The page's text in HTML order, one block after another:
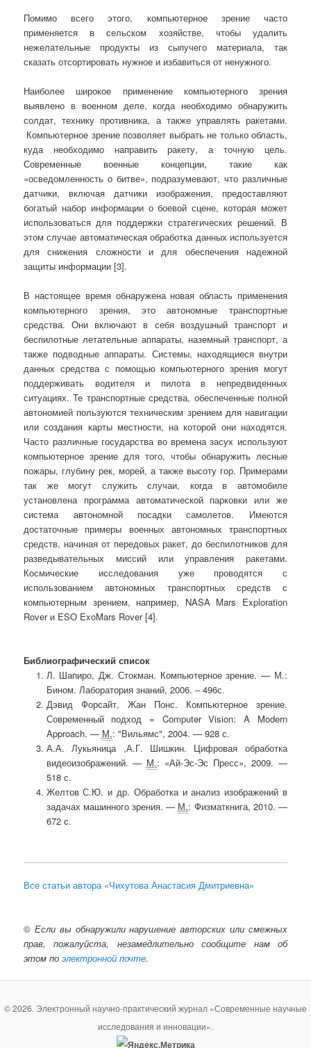
Помимо всего этого, компьютерное зрение часто
применяется в сельском хозяйстве, чтобы удалить
нежелательные продукты из сыпучего материала, так
сказать отсортировать нужное и избавиться от ненужного.
Наиболее широкое применение компьютерного зрения
выявлено в военном деле, когда необходимо обнаружить
солдат, технику противника, а также управлять ракетами.
Компьютерное зрение позволяет выбрать не только область,
куда необходимо направить ракету, а точную цель.
Современные военные концепции, такие как
«осведомленность о битве», подразумевают, что различные
датчики, включая датчики изображения, предоставляют
богатый набор информации о боевой сцене, которая может
использоваться для поддержки стратегических решений. В
этом случае автоматическая обработка данных используется
для снижения сложности и для обеспечения надежной
защиты информации [3].
В настоящее время обнаружена новая область применения
компьютерного зрения, это автономные транспортные
средства. Они включают в себя воздушный транспорт и
беспилотные летательные аппараты, наземный транспорт, а
также подводные аппараты. Системы, находящиеся внутри
данных средства с помощью компьютерного зрения могут
поддерживать водителя и пилота в непредвиденных
ситуациях. Те транспортные средства, обеспеченные полной
автономией пользуются техническим зрением для навигации
или создания карты местности, на которой они находятся.
Часто различные государства во времена засух используют
компьютерное зрение для того, чтобы обнаружить лесные
пожары, глубину рек, морей, а также высоту гор. Примерами
так же могут служить случаи, когда в автомобиле
установлена программа автоматической парковки или же
система автономной посадки самолетов. Имеются
достаточные примеры военных автономных транспортных
средств, начиная от передовых ракет, до беспилотников для
разведывательных миссий или управления ракетами.
Космические исследования уже проводятся с
использованием автономных транспортных средств с
компьютерным зрением, например, NASA Mars Exploration
Rover и ESO ExoMars Rover [4].
Библиографический список
Л. Шапиро, Дж. Стокман. Компьютерное зрение. — М.:
Бином. Лаборатория знаний, 2006. – 496с.
Дэвид Форсайт, Жан Понс. Компьютерное зрение.
Современный подход = Computer Vision: A Modern
Approach. — М.: "Вильямс", 2004. — 928 с.
А.А. Лукьяница ,А.Г. Шишкин. Цифровая обработка
видеоизображений. — М.: «Ай-Эс-Эс Пресс», 2009. —
518 с.
Желтов С.Ю. и др. Обработка и анализ изображений в
задачах машинного зрения. — М.: Физматкнига, 2010. —
672 с.
Все статьи автора «Чихутова Анастасия Дмитриевна»
© Если вы обнаружили нарушение авторских или смежных
прав, пожалуйста, незамедлительно сообщите нам об
этом поэлектронной почте.
© 2026. Электронный научно-практический журнал «Современные научные
исследования и инновации».